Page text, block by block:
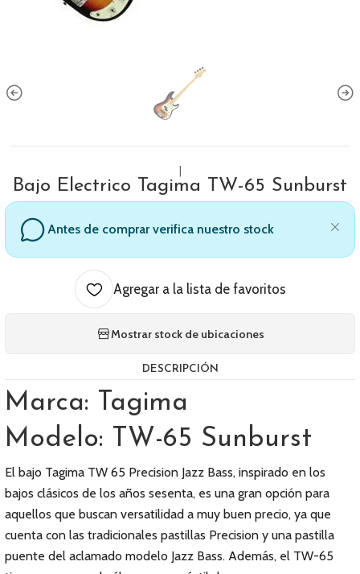
Bajo Electrico Tagima TW-65 Sunburst
Antes de comprar verifica nuestro stock
Agregar a la lista de favoritos
Mostrar stock de ubicaciones
DESCRIPCIÓN
Marca: Tagima
Modelo: TW-65 Sunburst
El bajo Tagima TW 65 Precision Jazz Bass, inspirado en los
bajos clásicos de los años sesenta, es una gran opción para
aquellos que buscan versatilidad a muy buen precio, ya que
cuenta con las tradicionales pastillas Precision y una pastilla
puente del aclamado modelo Jazz Bass. Además, el TW-65